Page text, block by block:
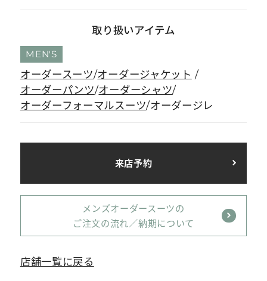
取り扱いアイテム
MEN'S
オーダースーツ オーダージャケット
オーダーパンツ オーダーシャツ
オーダーフォーマルスーツ オーダージレ
来店予約
メンズオーダースーツの
ご注文の流れ／納期について
店舗一覧に戻る